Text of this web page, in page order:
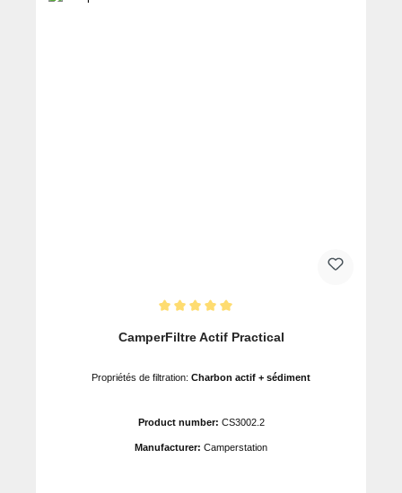
CamperFiltre Actif Practical
Propriétés de filtration: Charbon actif + sédiment
Product number: CS3002.2
Manufacturer: Camperstation